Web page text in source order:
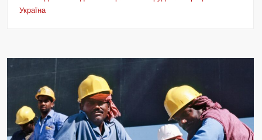
Україна